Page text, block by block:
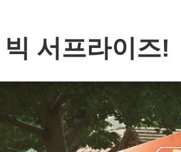
서프라이즈!